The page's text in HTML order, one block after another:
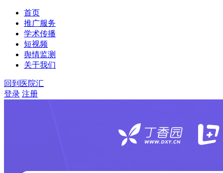
首页
推广服务
学术传播
短视频
舆情监测
关于我们
回到医院汇
登录 注册